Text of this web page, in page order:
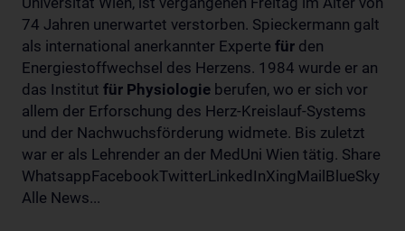
74 Jahren unerwartet verstorben. Spieckermann galt
als international anerkannter Experte für den
Energiestoffwechsel des Herzens. 1984 wurde er an
das Institut für Physiologie berufen, wo er sich vor
allem der Erforschung des Herz-Kreislauf-Systems
und der Nachwuchsförderung widmete. Bis zuletzt
war er als Lehrender an der MedUni Wien tätig. Share
WhatsappFacebookTwitterLinkedInXingMailBlueSky
Alle News...